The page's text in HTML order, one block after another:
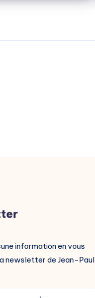
information en vous
newsletter de Jean-Paul